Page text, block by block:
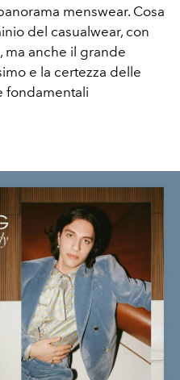
menswear. Cosa
del casualwear, con
ma anche il grande
e la certezza delle
fondamentali